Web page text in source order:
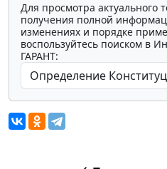
Для просмотра актуального
получения полной
изменениях и порядке
воспользуйтесь поиском в
ГАРАНТ: